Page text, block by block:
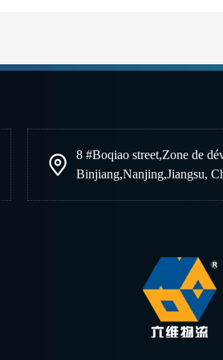
8 #Boqiao street,Zone de
Binjiang,Nanjing,Jiangsu,